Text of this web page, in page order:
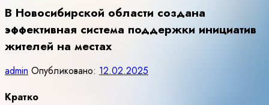
В Новосибирской области создана
эффективная система поддержки инициатив
жителей на местах
admin Опубликовано: 12.02.2025
Кратко